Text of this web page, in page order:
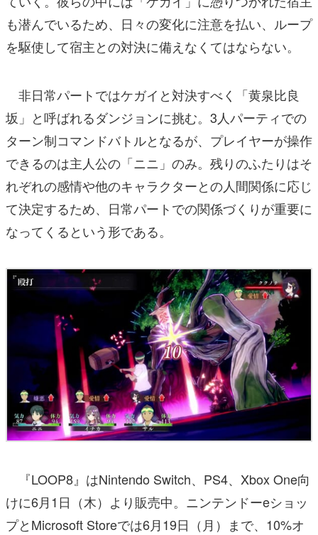
も潜んでいるため、日々の変化に注意を払い、ループ
を駆使して宿主との対決に備えなくてはならない。
非日常パートではケガイと対決すべく「黄泉比良
坂」と呼ばれるダンジョンに挑む。3人パーティでの
ターン制コマンドバトルとなるが、プレイヤーが操作
できるのは主人公の「ニニ」のみ。残りのふたりはそ
れぞれの感情や他のキャラクターとの人間関係に応じ
て決定するため、日常パートでの関係づくりが重要に
なってくるという形である。
『LOOP8』はNintendo Switch、PS4、Xbox One向
けに6月1日（木）より販売中。ニンテンドーeショッ
プとMicrosoft Storeでは6月19日（月）まで、10%オ